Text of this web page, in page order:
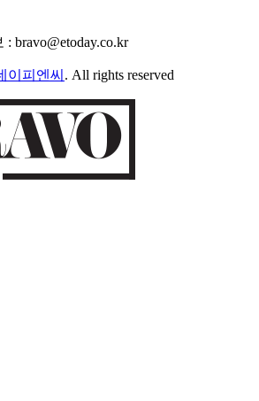
bravo@etoday.co.kr
이피엔씨 . All rights reserved